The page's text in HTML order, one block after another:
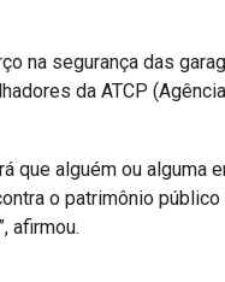
na segurança das
da ATCP
que alguém ou alguma
o patrimônio
afirmou.